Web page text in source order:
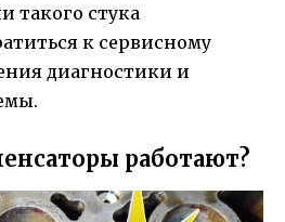
такого стука
к сервисному
диагностики и
работают?